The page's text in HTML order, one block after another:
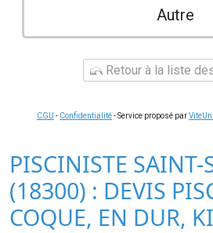
Autre
Retour à la liste
CGU - Confidentialité- Service proposé par
PISCINISTE SAINT-
(18300) : DEVIS
COQUE, EN DUR,